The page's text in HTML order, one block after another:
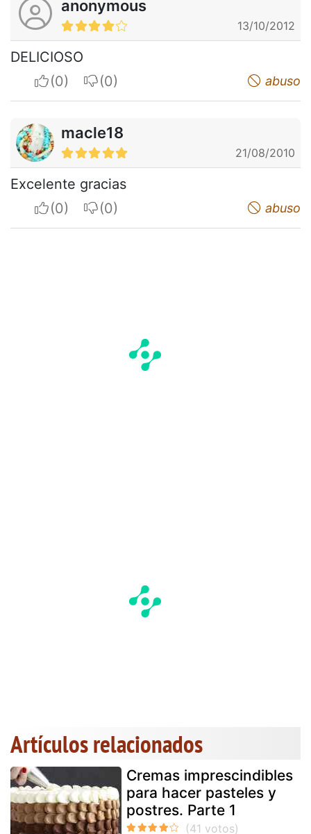
anonymous
13/10/2012
DELICIOSO
I apreciateI do not appreciate abuso
macle18
21/08/2010
Excelente gracias
I apreciateI do not appreciate abuso
Artículos relacionados
Cremas imprescindibles
para hacer pasteles y
postres. Parte 1